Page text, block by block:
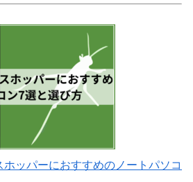
ッパーにおすすめのノートパソコ